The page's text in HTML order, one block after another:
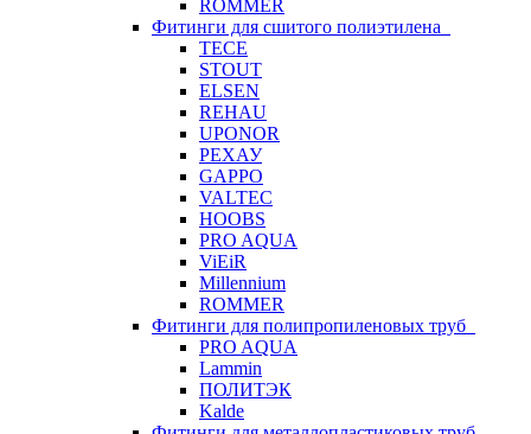
ROMMER
Фитинги для сшитого полиэтилена
TECE
STOUT
ELSEN
REHAU
UPONOR
РЕХАУ
GAPPO
VALTEC
HOOBS
PRO AQUA
ViEiR
Millennium
ROMMER
Фитинги для полипропиленовых труб
PRO AQUA
Lammin
ПОЛИТЭК
Kalde